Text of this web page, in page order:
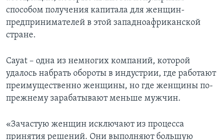
способом получения капитала для женщин-
предпринимателей в этой западноафриканской
стране.
Cayat – одна из немногих компаний, которой
удалось набрать обороты в индустрии, где работают
преимущественно женщины, но где женщины по-
прежнему зарабатывают меньше мужчин.
«Зачастую женщин исключают из процесса
принятия решений. Они выполняют большую